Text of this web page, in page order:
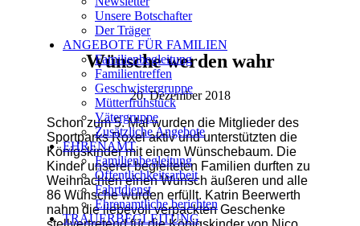
Unsere Botschafter
Der Träger
ANGEBOTE FÜR FAMILIEN
Familienbegleitung
Familientreffen
Geschwistergruppe
Mütterfrühstück
Vätergruppe
Zusätzliche Angebote
EHRENAMT
Familienbegleitung
Öffentlichkeitsarbeit
Fahrtdienst
Ehrenamtliche berichten
TRAUERBEGLEITUNG
Wünsche werden wahr
20. Dezember 2018
Schon zum 5. Mal wurden die Mitglieder des
Sportparks Roxel aktiv und unterstützten die
Königskinder mit einem Wünschebaum. Die
Kinder unsererbegleiteten Familien durften zu
Weihnachten einen Wunsch äußeren und alle
86 Wünsche wurden erfüllt. Katrin Beerwerth
nahm die liebevoll verpackten Geschenke